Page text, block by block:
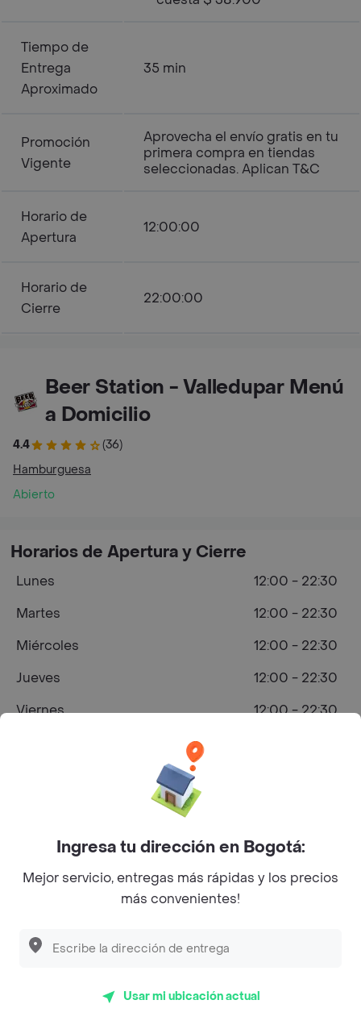
Tiempo de
Entrega
Aproximado
35 min
Promoción
Vigente
Aprovecha el envío gratis en tu
primera compra en tiendas
seleccionadas. Aplican T&C
Horario de
Apertura
12:00:00
Horario de
Cierre
22:00:00
Beer Station - Valledupar Menú
a Domicilio
4.4
(36)
Hamburguesa
Abierto
¿Dónde comprar Hamburguesa en
Valledupar?
Horarios de Apertura y Cierre
Lunes
12:00 - 22:30
Martes
12:00 - 22:30
Miércoles
12:00 - 22:30
Jueves
12:00 - 22:30
Viernes
12:00 - 22:30
Ingresa tu dirección en Bogotá:
Mejor servicio, entregas más rápidas y los precios
más convenientes!
Usar mi ubicación actual